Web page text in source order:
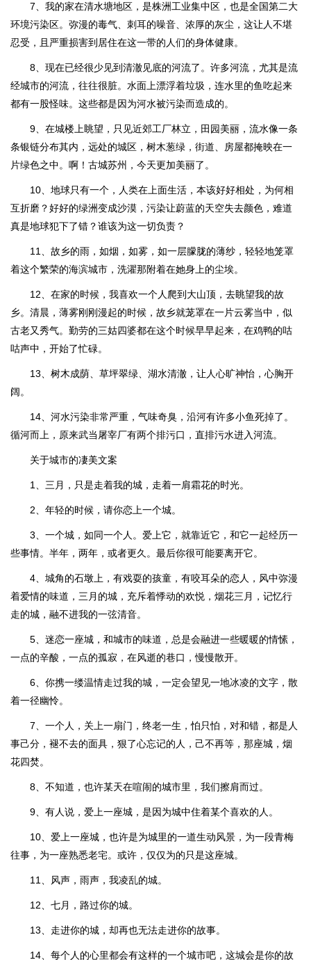
7、我的家在清水塘地区，是株洲工业集中区，也是全国第二大
环境污染区。弥漫的毒气、刺耳的噪音、浓厚的灰尘，这让人不堪
忍受，且严重损害到居住在这一带的人们的身体健康。
8、现在已经很少见到清澈见底的河流了。许多河流，尤其是流
经城市的河流，往往很脏。水面上漂浮着垃圾，连水里的鱼吃起来
都有一股怪味。这些都是因为河水被污染而造成的。
9、在城楼上眺望，只见近郊工厂林立，田园美丽，流水像一条
条银链分布其内，远处的城区，树木葱绿，街道、房屋都掩映在一
片绿色之中。啊！古城苏州，今天更加美丽了。
10、地球只有一个，人类在上面生活，本该好好相处，为何相
互折磨？好好的绿洲变成沙漠，污染让蔚蓝的天空失去颜色，难道
真是地球犯下了错？谁该为这一切负责？
11、故乡的雨，如烟，如雾，如一层朦胧的薄纱，轻轻地笼罩
着这个繁荣的海滨城市，洗濯那附着在她身上的尘埃。
12、在家的时候，我喜欢一个人爬到大山顶，去眺望我的故
乡。清晨，薄雾刚刚漫起的时候，故乡就茏罩在一片云雾当中，似
古老又秀气。勤劳的三姑四婆都在这个时候早早起来，在鸡鸭的咕
咕声中，开始了忙碌。
13、树木成荫、草坪翠绿、湖水清澈，让人心旷神怡，心胸开
阔。
14、河水污染非常严重，气味奇臭，沿河有许多小鱼死掉了。
循河而上，原来武当屠宰厂有两个排污口，直排污水进入河流。
关于城市的凄美文案
1、三月，只是走着我的城，走着一肩霜花的时光。
2、年轻的时候，请你恋上一个城。
3、一个城，如同一个人。爱上它，就靠近它，和它一起经历一
些事情。半年，两年，或者更久。最后你很可能要离开它。
4、城角的石墩上，有戏耍的孩童，有咬耳朵的恋人，风中弥漫
着爱情的味道，三月的城，充斥着悸动的欢悦，烟花三月，记忆行
走的城，融不进我的一弦清音。
5、迷恋一座城，和城市的味道，总是会融进一些暖暖的情愫，
一点的辛酸，一点的孤寂，在风逝的巷口，慢慢散开。
6、你携一缕温情走过我的城，一定会望见一地冰凌的文字，散
着一径幽怜。
7、一个人，关上一扇门，终老一生，怕只怕，对和错，都是人
事己分，褪不去的面具，狠了心忘记的人，己不再等，那座城，烟
花四焚。
8、不知道，也许某天在喧闹的城市里，我们擦肩而过。
9、有人说，爱上一座城，是因为城中住着某个喜欢的人。
10、爱上一座城，也许是为城里的一道生动风景，为一段青梅
往事，为一座熟悉老宅。或许，仅仅为的只是这座城。
11、风声，雨声，我凌乱的城。
12、七月，路过你的城。
13、走进你的城，却再也无法走进你的故事。
14、每个人的心里都会有这样的一个城市吧，这城会是你的故